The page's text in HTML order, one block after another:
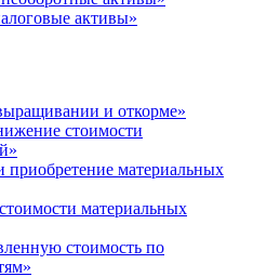
активы»
и откорме»
стоимости
приобретение материальных
материальных
стоимость по